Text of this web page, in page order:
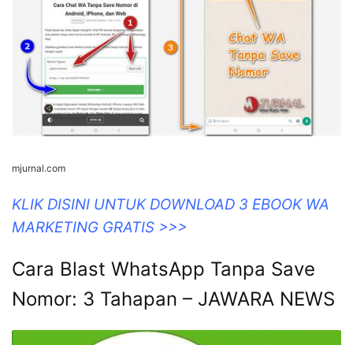
mjurnal.com
KLIK DISINI UNTUK DOWNLOAD 3 EBOOK WA
MARKETING GRATIS >>>
Cara Blast WhatsApp Tanpa Save
Nomor: 3 Tahapan – JAWARA NEWS